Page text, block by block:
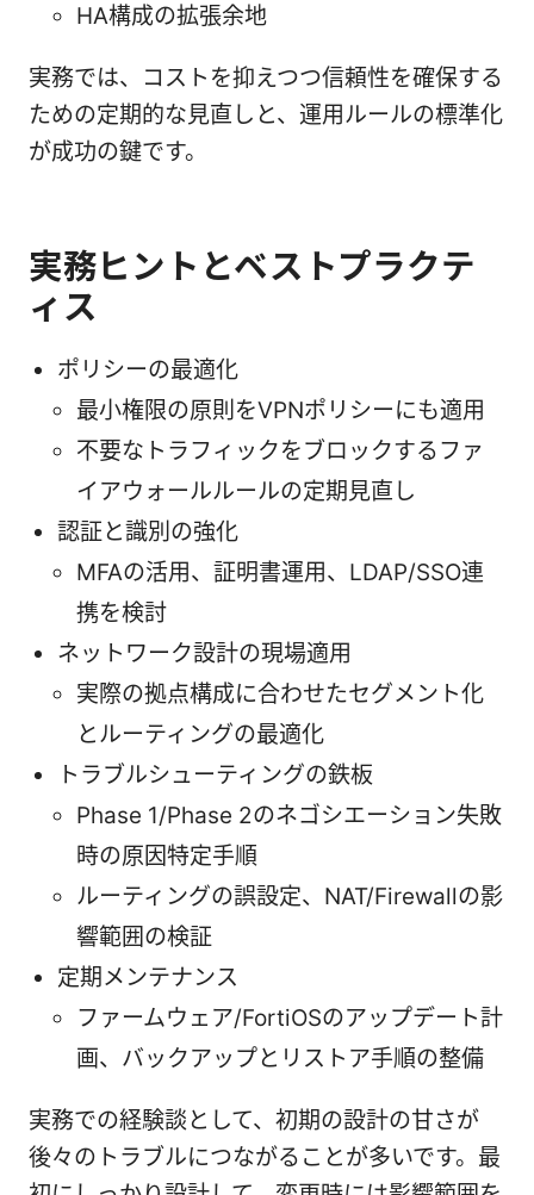
HA構成の拡張余地
実務では、コストを抑えつつ信頼性を確保する
ための定期的な見直しと、運用ルールの標準化
が成功の鍵です。
実務ヒントとベストプラクテ
ィス
ポリシーの最適化
最小権限の原則をVPNポリシーにも適用
不要なトラフィックをブロックするファ
イアウォールルールの定期見直し
認証と識別の強化
MFAの活用、証明書運用、LDAP/SSO連
携を検討
ネットワーク設計の現場適用
実際の拠点構成に合わせたセグメント化
とルーティングの最適化
トラブルシューティングの鉄板
Phase 1/Phase 2のネゴシエーション失敗
時の原因特定手順
ルーティングの誤設定、NAT/Firewallの影
響範囲の検証
定期メンテナンス
ファームウェア/FortiOSのアップデート計
画、バックアップとリストア手順の整備
実務での経験談として、初期の設計の甘さが
後々のトラブルにつながることが多いです。最